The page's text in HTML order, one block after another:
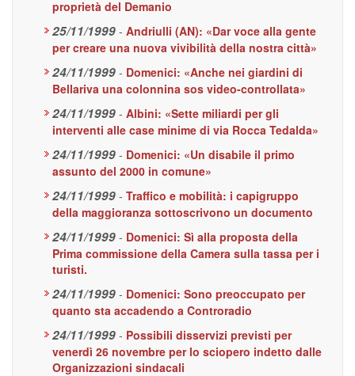
proprietà del Demanio
25/11/1999 - Andriulli (AN): «Dar voce alla gente
per creare una nuova vivibilità della nostra città»
24/11/1999 - Domenici: «Anche nei giardini di
Bellariva una colonnina sos video-controllata»
24/11/1999 - Albini: «Sette miliardi per gli
interventi alle case minime di via Rocca Tedalda»
24/11/1999 - Domenici: «Un disabile il primo
assunto del 2000 in comune»
24/11/1999 - Traffico e mobilità: i capigruppo
della maggioranza sottoscrivono un documento
24/11/1999 - Domenici: Sì alla proposta della
Prima commissione della Camera sulla tassa per i
turisti.
24/11/1999 - Domenici: Sono preoccupato per
quanto sta accadendo a Controradio
24/11/1999 - Possibili disservizi previsti per
venerdì 26 novembre per lo sciopero indetto dalle
Organizzazioni sindacali